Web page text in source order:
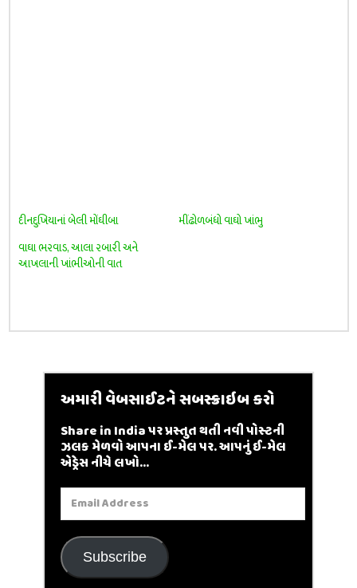
દીનદુખિયાનાં બેલી મોંઘીબા
મીંઢોળબંધો વાઘો ખાંભુ
વાઘા ભરવાડ, આલા રબારી અને
આખલાની ખાંભીઓની વાત
અમારી વેબસાઈટને સબસ્ક્રાઇબ કરો
Share in India પર પ્રસ્તુત થતી નવી પોસ્ટની
ઝલક મેળવો આપના ઈ-મેલ પર. આપનું ઈ-મેલ
એડ્રેસ નીચે લખો...
Email
Address
Subscribe